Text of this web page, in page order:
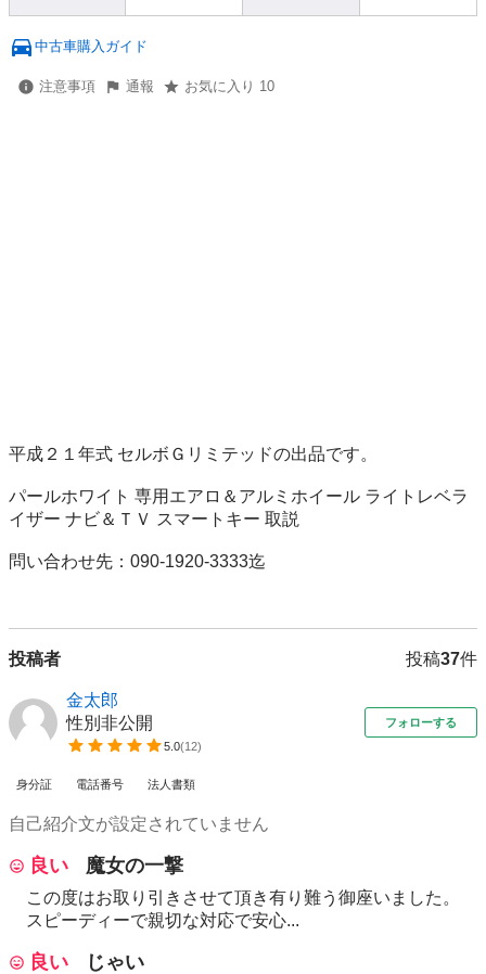
中古車購入ガイド
注意事項 通報 お気に入り 10
平成２１年式 セルボＧリミテッドの出品です。
パールホワイト 専用エアロ＆アルミホイール ライトレベラ
イザー ナビ＆ＴＶ スマートキー 取説
問い合わせ先：090-1920-3333迄
投稿者 投稿37件
金太郎
性別非公開
5.0(12)
フォローする
身分証 電話番号 法人書類
自己紹介文が設定されていません
良い 魔女の一撃
この度はお取り引きさせて頂き有り難う御座いました。
スピーディーで親切な対応で安心...
良い じゃい